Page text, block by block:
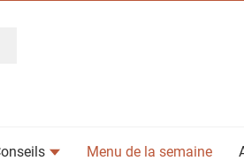
Menu de la semaine